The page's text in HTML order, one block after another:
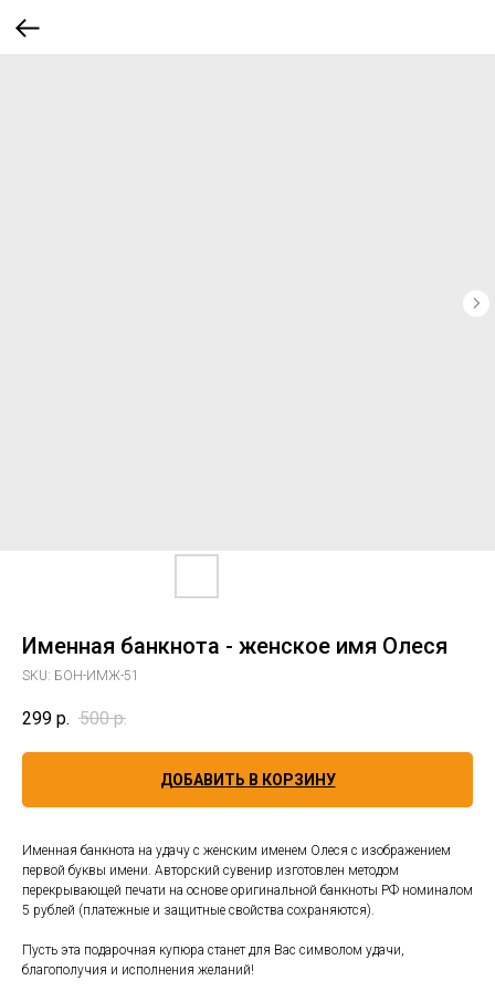
Именная банкнота - женское имя Олеся
SKU: БОН-ИМЖ-51
299 р. 500 р.
ДОБАВИТЬ В КОРЗИНУ
Именная банкнота на удачу с женским именем Олеся с изображением
первой буквы имени. Авторский сувенир изготовлен методом
перекрывающей печати на основе оригинальной банкноты РФ номиналом
5 рублей (платежные и защитные свойства сохраняются).
Пусть эта подарочная купюра станет для Вас символом удачи,
благополучия и исполнения желаний!